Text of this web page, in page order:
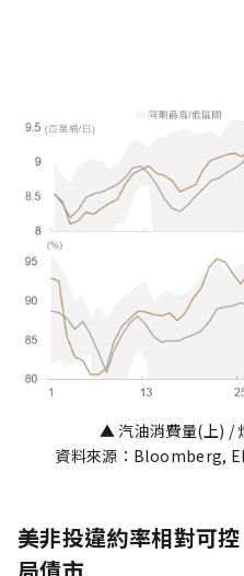
▲ 汽油消費量(上) /
資料來源：Bloomberg,
美非投違約率相對可